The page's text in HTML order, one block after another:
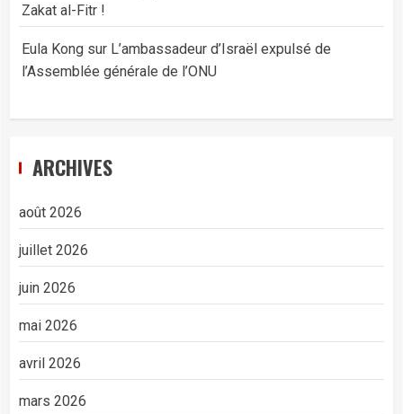
Zakat al-Fitr !
Eula Kong sur L’ambassadeur d’Israël expulsé de
l’Assemblée générale de l’ONU
ARCHIVES
août 2026
juillet 2026
juin 2026
mai 2026
avril 2026
mars 2026